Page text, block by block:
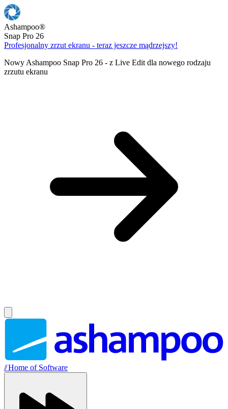
Ashampoo®
Snap Pro 26
Profesjonalny zrzut ekranu - teraz jeszcze mądrzejszy!
Nowy Ashampoo Snap Pro 26 - z Live Edit dla nowego rodzaju
zrzutu ekranu
//Home of Software